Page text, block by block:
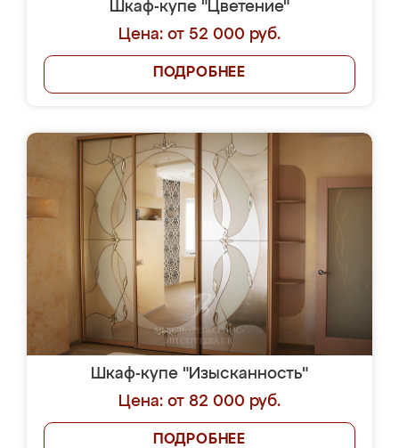
Шкаф-купе "Цветение"
Цена: от 52 000 руб.
ПОДРОБНЕЕ
Шкаф-купе "Изысканность"
Цена: от 82 000 руб.
ПОДРОБНЕЕ